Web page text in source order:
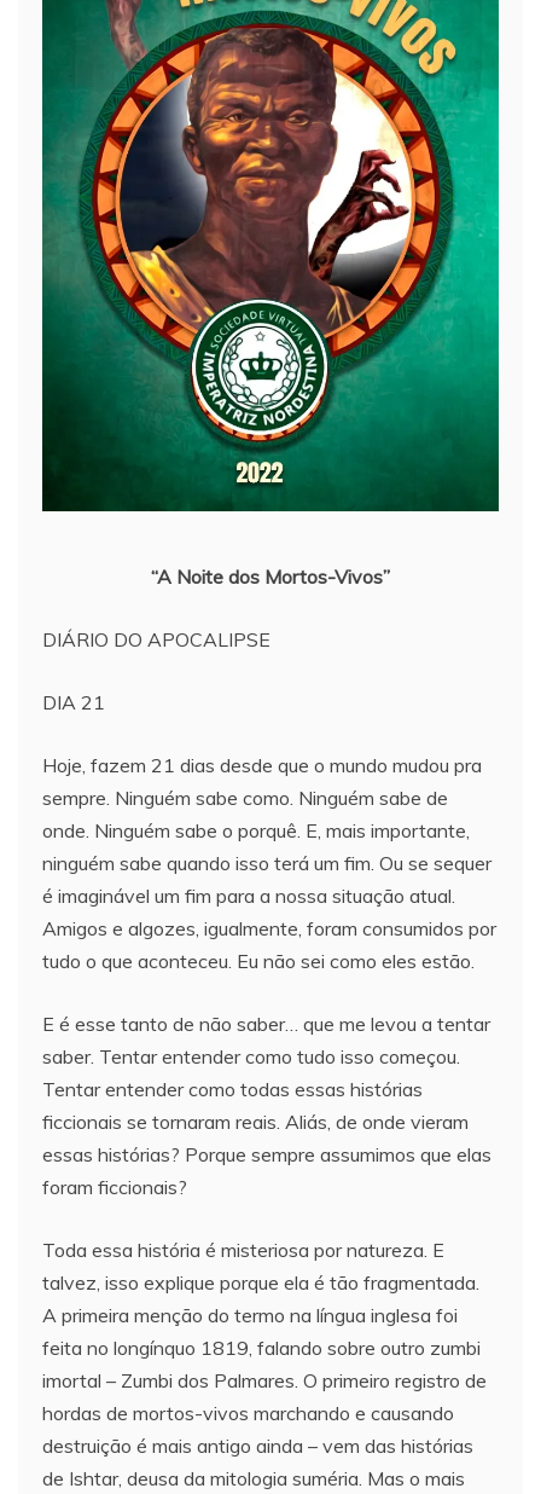
“A Noite dos Mortos-Vivos”
DIÁRIO DO APOCALIPSE
DIA 21
Hoje, fazem 21 dias desde que o mundo mudou pra
sempre. Ninguém sabe como. Ninguém sabe de
onde. Ninguém sabe o porquê. E, mais importante,
ninguém sabe quando isso terá um fim. Ou se sequer
é imaginável um fim para a nossa situação atual.
Amigos e algozes, igualmente, foram consumidos por
tudo o que aconteceu. Eu não sei como eles estão.
E é esse tanto de não saber… que me levou a tentar
saber. Tentar entender como tudo isso começou.
Tentar entender como todas essas histórias
ficcionais se tornaram reais. Aliás, de onde vieram
essas histórias? Porque sempre assumimos que elas
foram ficcionais?
Toda essa história é misteriosa por natureza. E
talvez, isso explique porque ela é tão fragmentada.
A primeira menção do termo na língua inglesa foi
feita no longínquo 1819, falando sobre outro zumbi
imortal – Zumbi dos Palmares. O primeiro registro de
hordas de mortos-vivos marchando e causando
destruição é mais antigo ainda – vem das histórias
de Ishtar, deusa da mitologia suméria. Mas o mais